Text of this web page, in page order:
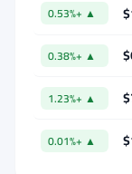
▲ +0.53%
▲ +0.38%
▲ +1.23%
▲ +0.01%